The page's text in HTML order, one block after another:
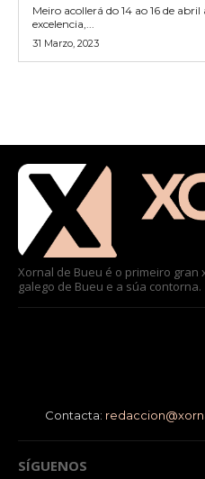
Meiro acollerá do 14 ao 16 de
excelencia,...
31 Marzo, 2023
Xornal de Bueu é o primeiro
galego de Bueu e a súa contorna.
Contacta:
SÍGUENOS